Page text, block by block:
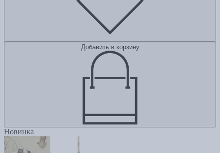
Добавить в корзину
Новинка